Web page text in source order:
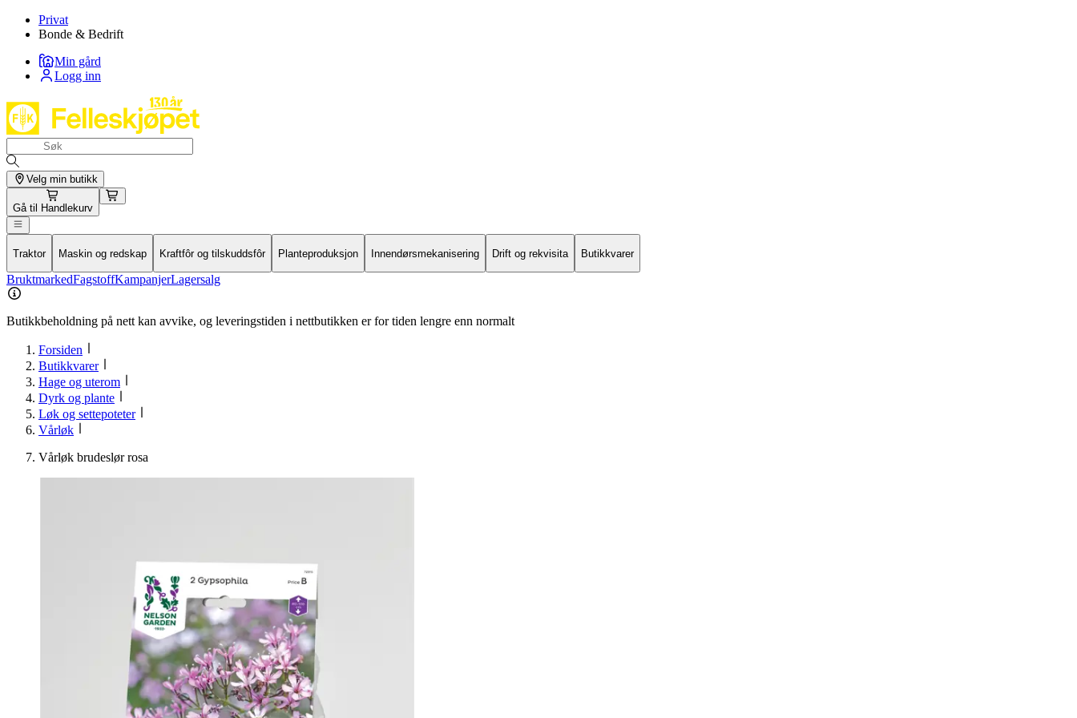
Privat
Bonde & Bedrift
Min gård
Logg inn
Velg min butikk
Gå til Handlekurv
Traktor Maskin og redskap Kraftfôr og tilskuddsfôr Planteproduksjon Innendørsmekanisering Drift og rekvisita Butikkvarer
BruktmarkedFagstoffKampanjerLagersalg
Butikkbeholdning på nett kan avvike, og leveringstiden i nettbutikken er for tiden lengre enn normalt
Forsiden
Butikkvarer
Hage og uterom
Dyrk og plante
Løk og settepoteter
Vårløk
Vårløk brudeslør rosa